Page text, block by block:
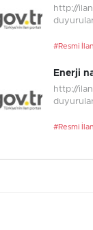
http://
#Resmi
Enerji
http://
#Resmi